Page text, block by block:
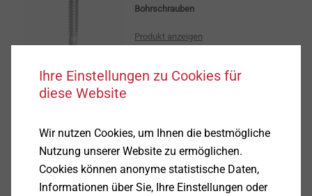
Bohrschrauben
Produkt anzeigen
JF3-2H-4,8
Solar Produkte
Produkt anzeigen
Ihre Einstellungen zu Cookies für
diese Website
Wir nutzen Cookies, um Ihnen die bestmögliche
Nutzung unserer Website zu ermöglichen.
Cookies können anonyme statistische Daten,
Informationen über Sie, Ihre Einstellungen oder